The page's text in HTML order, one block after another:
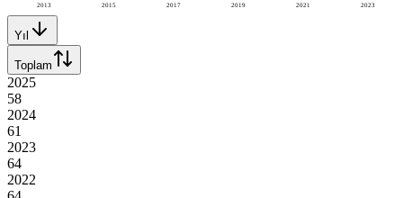
2013 2015 2017 2019 2021 2023
Yıl
Toplam
2025
58
2024
61
2023
64
2022